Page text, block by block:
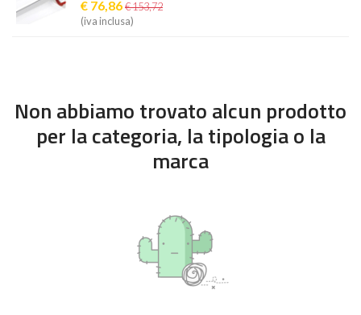
€ 76,86€ 153,72
(iva inclusa)
Non abbiamo trovato alcun prodotto
per la categoria, la tipologia o la
marca